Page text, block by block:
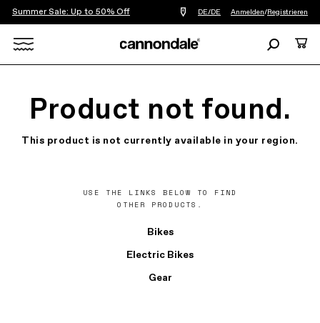
Summer Sale: Up to 50% Off
Einen
Händler
meiner
finden
DE/DE Anmelden/Registrieren
Suchen
Product not found.
This product is not currently available in your region.
USE THE LINKS BELOW TO FIND
OTHER PRODUCTS.
Bikes
Electric Bikes
Gear